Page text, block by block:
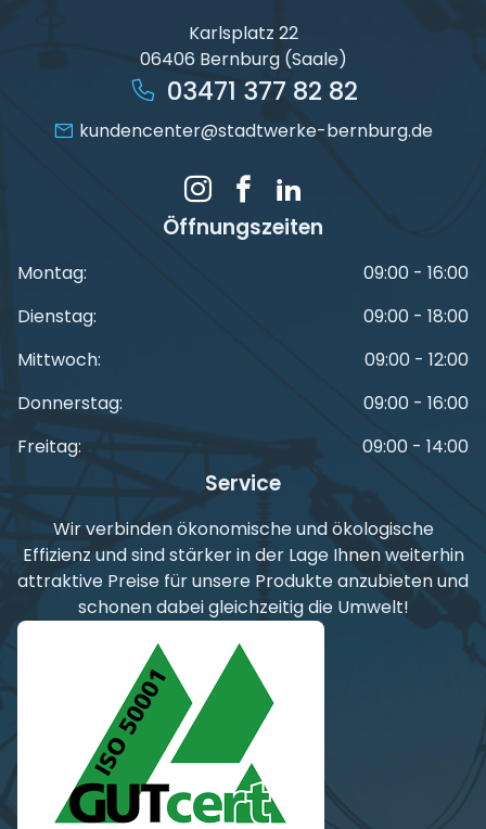
Karlsplatz 22
06406 Bernburg (Saale)
03471 377 82 82
kundencenter@stadtwerke-bernburg.de
Öffnungszeiten
Montag:
09:00 - 16:00
Dienstag:
09:00 - 18:00
Mittwoch:
09:00 - 12:00
Donnerstag:
09:00 - 16:00
Freitag:
09:00 - 14:00
Service
Wir verbinden ökonomische und ökologische
Effizienz und sind stärker in der Lage Ihnen weiterhin
attraktive Preise für unsere Produkte anzubieten und
schonen dabei gleichzeitig die Umwelt!